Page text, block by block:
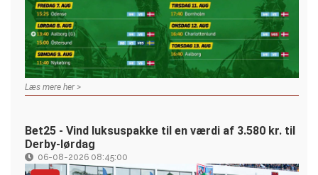
Læs mere her >
Bet25 - Vind luksuspakke til en værdi af 3.580 kr. til
Derby-lørdag
06-08-2026 08:45:00